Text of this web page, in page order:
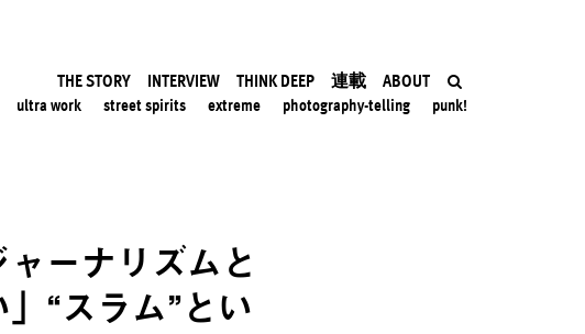
THE STORY INTERVIEW THINK DEEP 連載 ABOUT
ultra work street spirits extreme photography-telling punk!
ーナリズムと
“スラム”とい